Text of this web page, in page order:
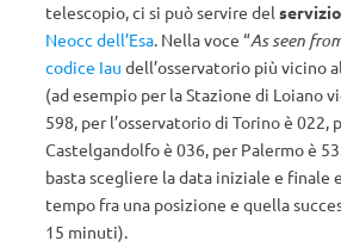
telescopio, ci si può servire del
Neocc dell’Esa. Nella voce “As seen
codice Iau dell’osservatorio più vicino
(ad esempio per la Stazione di Loiano
598, per l’osservatorio di Torino è 022,
Castelgandolfo è 036, per Palermo è
basta scegliere la data iniziale e finale
tempo fra una posizione e quella
15 minuti).